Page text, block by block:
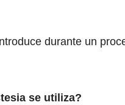
durante un
se utiliza?